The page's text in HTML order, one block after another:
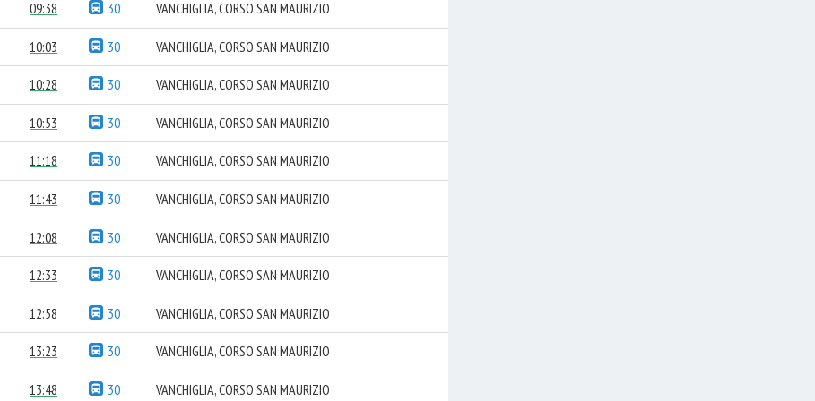
09:38 30 VANCHIGLIA, CORSO SAN MAURIZIO
10:03 30 VANCHIGLIA, CORSO SAN MAURIZIO
10:28 30 VANCHIGLIA, CORSO SAN MAURIZIO
10:53 30 VANCHIGLIA, CORSO SAN MAURIZIO
11:18 30 VANCHIGLIA, CORSO SAN MAURIZIO
11:43 30 VANCHIGLIA, CORSO SAN MAURIZIO
12:08 30 VANCHIGLIA, CORSO SAN MAURIZIO
12:33 30 VANCHIGLIA, CORSO SAN MAURIZIO
12:58 30 VANCHIGLIA, CORSO SAN MAURIZIO
13:23 30 VANCHIGLIA, CORSO SAN MAURIZIO
13:48 30 VANCHIGLIA, CORSO SAN MAURIZIO